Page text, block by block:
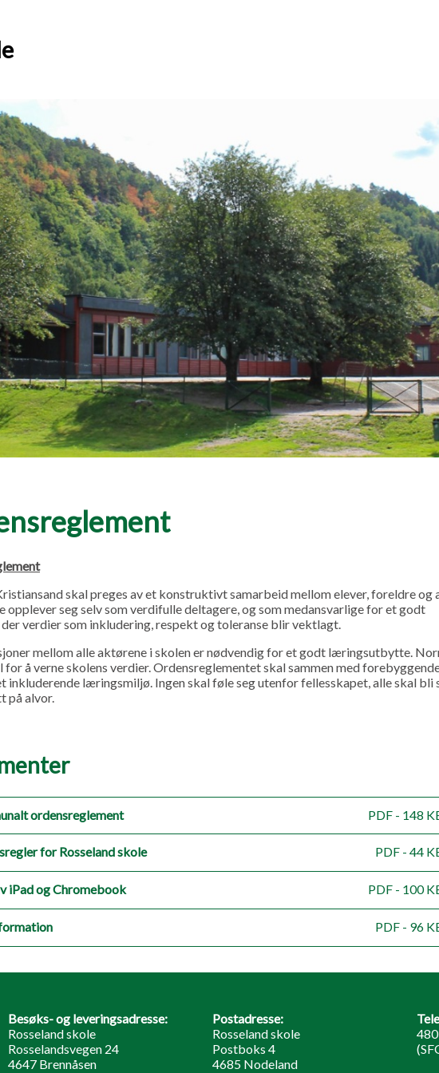
skal preges av et konstruktivt samarbeid mellom elever, foreldre og
opplever seg selv som verdifulle deltagere, og som medansvarlige for et godt
verdier som inkludering, respekt og toleranse blir vektlagt.
mellom alle aktørene i skolen er nødvendig for et godt læringsutbytte.
for å verne skolens verdier. Ordensreglementet skal sammen med
inkluderende læringsmiljø. Ingen skal føle seg utenfor fellesskapet, alle skal bli
på alvor.
ordensreglement PDF - 148
for Rosseland skole PDF - 44
iPad og Chromebook PDF - 100
PDF - 96
Besøks- og leveringsadresse:
Rosseland skole
Rosselandsvegen 24
4647 Brennåsen
Postadresse:
Rosseland skole
Postboks 4
4685 Nodeland